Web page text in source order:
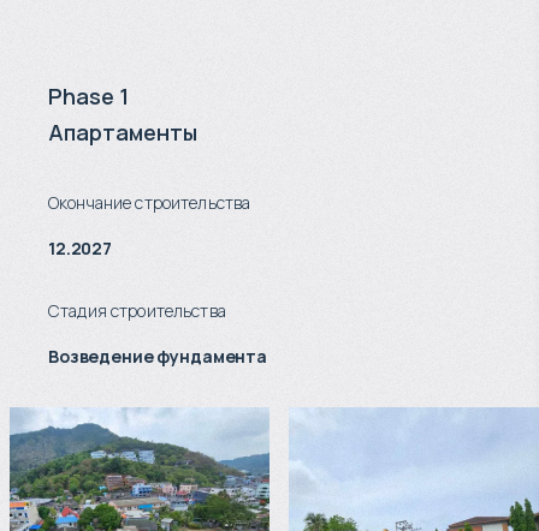
Phase 1
Апартаменты
Окончание строительства
12.2027
Стадия строительства
Возведение фундамента